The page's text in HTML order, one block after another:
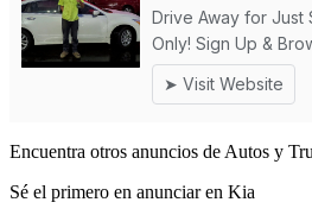
Encuentra otros anuncios de Autos y
Sé el primero en anunciar en Kia